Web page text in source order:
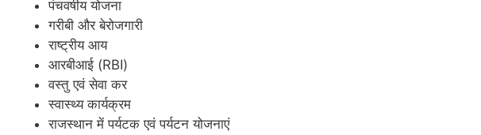
पंचवर्षीय योजना
गरीबी और बेरोजगारी
राष्ट्रीय आय
आरबीआई (RBI)
वस्तु एवं सेवा कर
स्वास्थ्य कार्यक्रम
राजस्थान में पर्यटक एवं पर्यटन योजनाएं